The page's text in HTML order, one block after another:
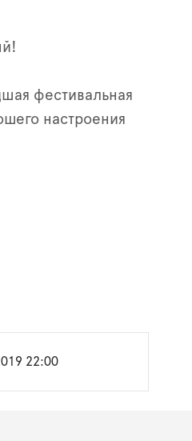
фестивальная
настроения
22:00